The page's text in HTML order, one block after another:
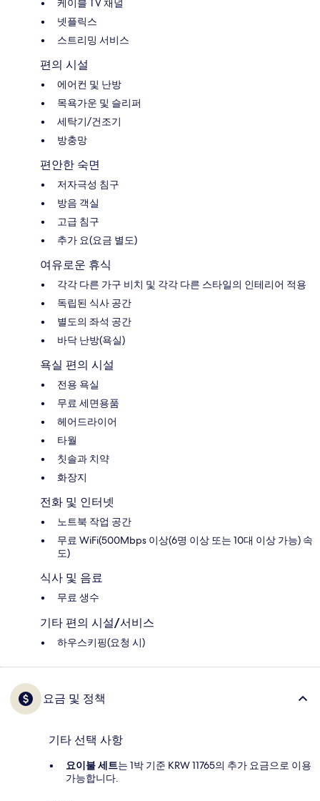
케이블 TV 채널
넷플릭스
스트리밍 서비스
편의 시설
에어컨 및 난방
목욕가운 및 슬리퍼
세탁기/건조기
방충망
편안한 숙면
저자극성 침구
방음 객실
고급 침구
추가 요(요금 별도)
여유로운 휴식
각각 다른 가구 비치 및 각각 다른 스타일의 인테리어 적용
독립된 식사 공간
별도의 좌석 공간
바닥 난방(욕실)
욕실 편의 시설
전용 욕실
무료 세면용품
헤어드라이어
타월
칫솔과 치약
화장지
전화 및 인터넷
노트북 작업 공간
무료 WiFi(500Mbps 이상(6명 이상 또는 10대 이상 가능) 속
도)
식사 및 음료
무료 생수
기타 편의 시설/서비스
하우스키핑(요청 시)
요금 및 정책
기타 선택 사항
요이불 세트는 1박 기준 KRW 11765의 추가 요금으로 이용
가능합니다.